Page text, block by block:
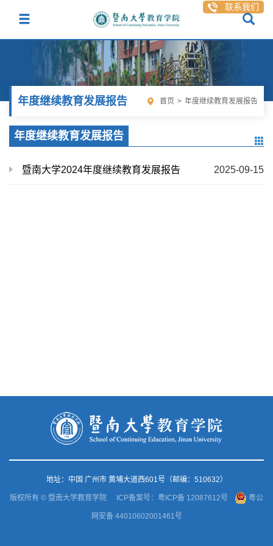
联系我们
年度继续教育发展报告 首页 > 年度继续教育发展报告
年度继续教育发展报告
暨南大学2024年度继续教育发展报告 2025-09-15
地址：中国 广州市 黄埔大道西601号（邮编：510632）
版权所有 © 暨南大学教育学院 ICP备案号：粤ICP备 12087612号 粤公
网安备 44010602001461号